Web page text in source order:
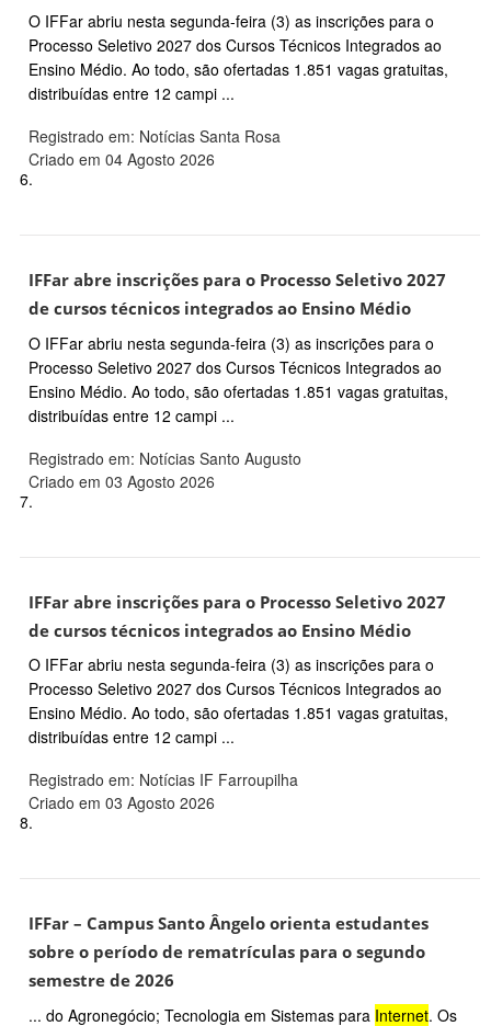
O IFFar abriu nesta segunda-feira (3) as inscrições para o
Processo Seletivo 2027 dos Cursos Técnicos Integrados ao
Ensino Médio. Ao todo, são ofertadas 1.851 vagas gratuitas,
distribuídas entre 12 campi ...
Registrado em: Notícias Santa Rosa
Criado em 04 Agosto 2026
6.
IFFar abre inscrições para o Processo Seletivo 2027
de cursos técnicos integrados ao Ensino Médio
O IFFar abriu nesta segunda-feira (3) as inscrições para o
Processo Seletivo 2027 dos Cursos Técnicos Integrados ao
Ensino Médio. Ao todo, são ofertadas 1.851 vagas gratuitas,
distribuídas entre 12 campi ...
Registrado em: Notícias Santo Augusto
Criado em 03 Agosto 2026
7.
IFFar abre inscrições para o Processo Seletivo 2027
de cursos técnicos integrados ao Ensino Médio
O IFFar abriu nesta segunda-feira (3) as inscrições para o
Processo Seletivo 2027 dos Cursos Técnicos Integrados ao
Ensino Médio. Ao todo, são ofertadas 1.851 vagas gratuitas,
distribuídas entre 12 campi ...
Registrado em: Notícias IF Farroupilha
Criado em 03 Agosto 2026
8.
IFFar – Campus Santo Ângelo orienta estudantes
sobre o período de rematrículas para o segundo
semestre de 2026
... do Agronegócio; Tecnologia em Sistemas para Internet. Os